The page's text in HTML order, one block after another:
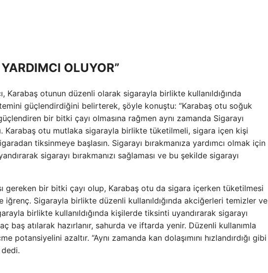
OLUYOR”
Karabaş otunun düzenli olarak sigarayla birlikte kullanıldığında
güçlendirdiğini belirterek, şöyle konuştu: “Karabaş otu soğuk
güçlendiren bir bitki çayı olmasına rağmen aynı zamanda Sigarayı
Karabaş otu mutlaka sigarayla birlikte tüketilmeli, sigara içen kişi
tiksinmeye başlasın. Sigarayı bırakmanıza yardımcı olmak için
sigarayı bırakmanızı sağlaması ve bu şekilde sigarayı
gereken bir bitki çayı olup, Karabaş otu da sigara içerken tüketilmesi
iğrenç. Sigarayla birlikte düzenli kullanıldığında akciğerleri temizler ve
birlikte kullanıldığında kişilerde tiksinti uyandırarak sigarayı
baş atılarak hazırlanır, sahurda ve iftarda yenir. Düzenli kullanımla
potansiyelini azaltır. “Aynı zamanda kan dolaşımını hızlandırdığı gibi